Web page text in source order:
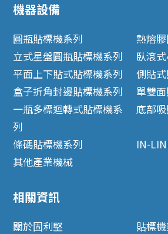
機器設備
圓瓶貼標機系列
熱熔
立式星盤圓瓶貼標機系列
臥滾
平面上下貼式貼標機系列
側貼
盒子折角封邊貼標機系列
單雙
一瓶多標迴轉式貼標機系
列
底部
條碼貼標機系列
IN-
其他產業機械
相關資訊
關於固利堅 貼標